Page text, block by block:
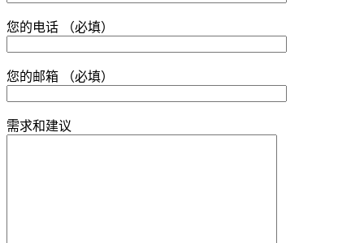
您的电话 （必填）
您的邮箱 （必填）
需求和建议